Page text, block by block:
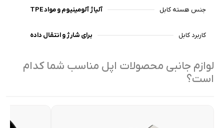
جنس هسته کابل آلیاژ آلومینیوم و مواد TPE
کاربرد کابل برای شارژ و انتقال داده
لوازم جانبی محصولات اپل مناسب شما کدام
است؟